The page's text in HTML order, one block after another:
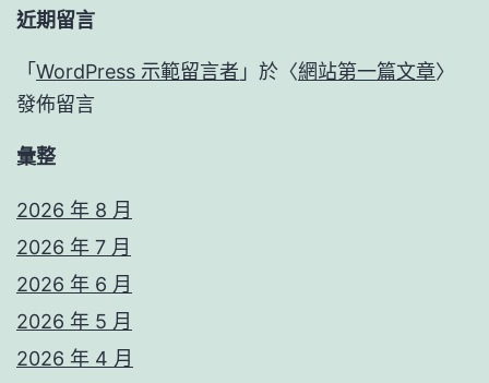
近期留言
「 WordPress 示範留言者 」於〈網站第一篇文章〉
發佈留言
彙整
2026 年 8 月
2026 年 7 月
2026 年 6 月
2026 年 5 月
2026 年 4 月